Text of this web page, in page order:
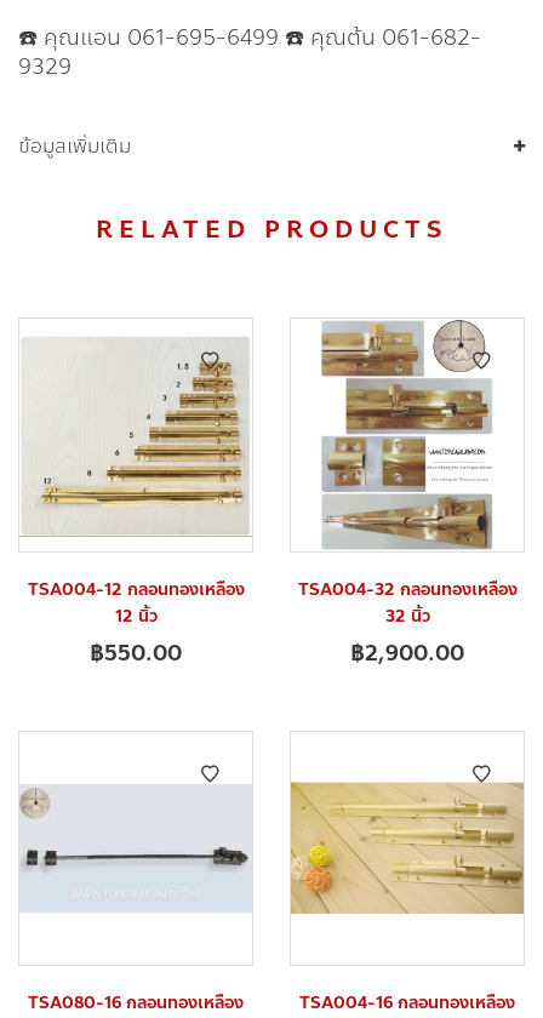
☎️ คุณแอน 061-695-6499 ☎️ คุณต้น 061-682-
9329
ข้อมูลเพิ่มเติม
RELATED PRODUCTS
TSA004-12 กลอนทองเหลือง
12 นิ้ว
฿550.00
TSA004-32 กลอนทองเหลือง
32 นิ้ว
฿2,900.00
TSA080-16 กลอนทองเหลือง
TSA004-16 กลอนทองเหลือง